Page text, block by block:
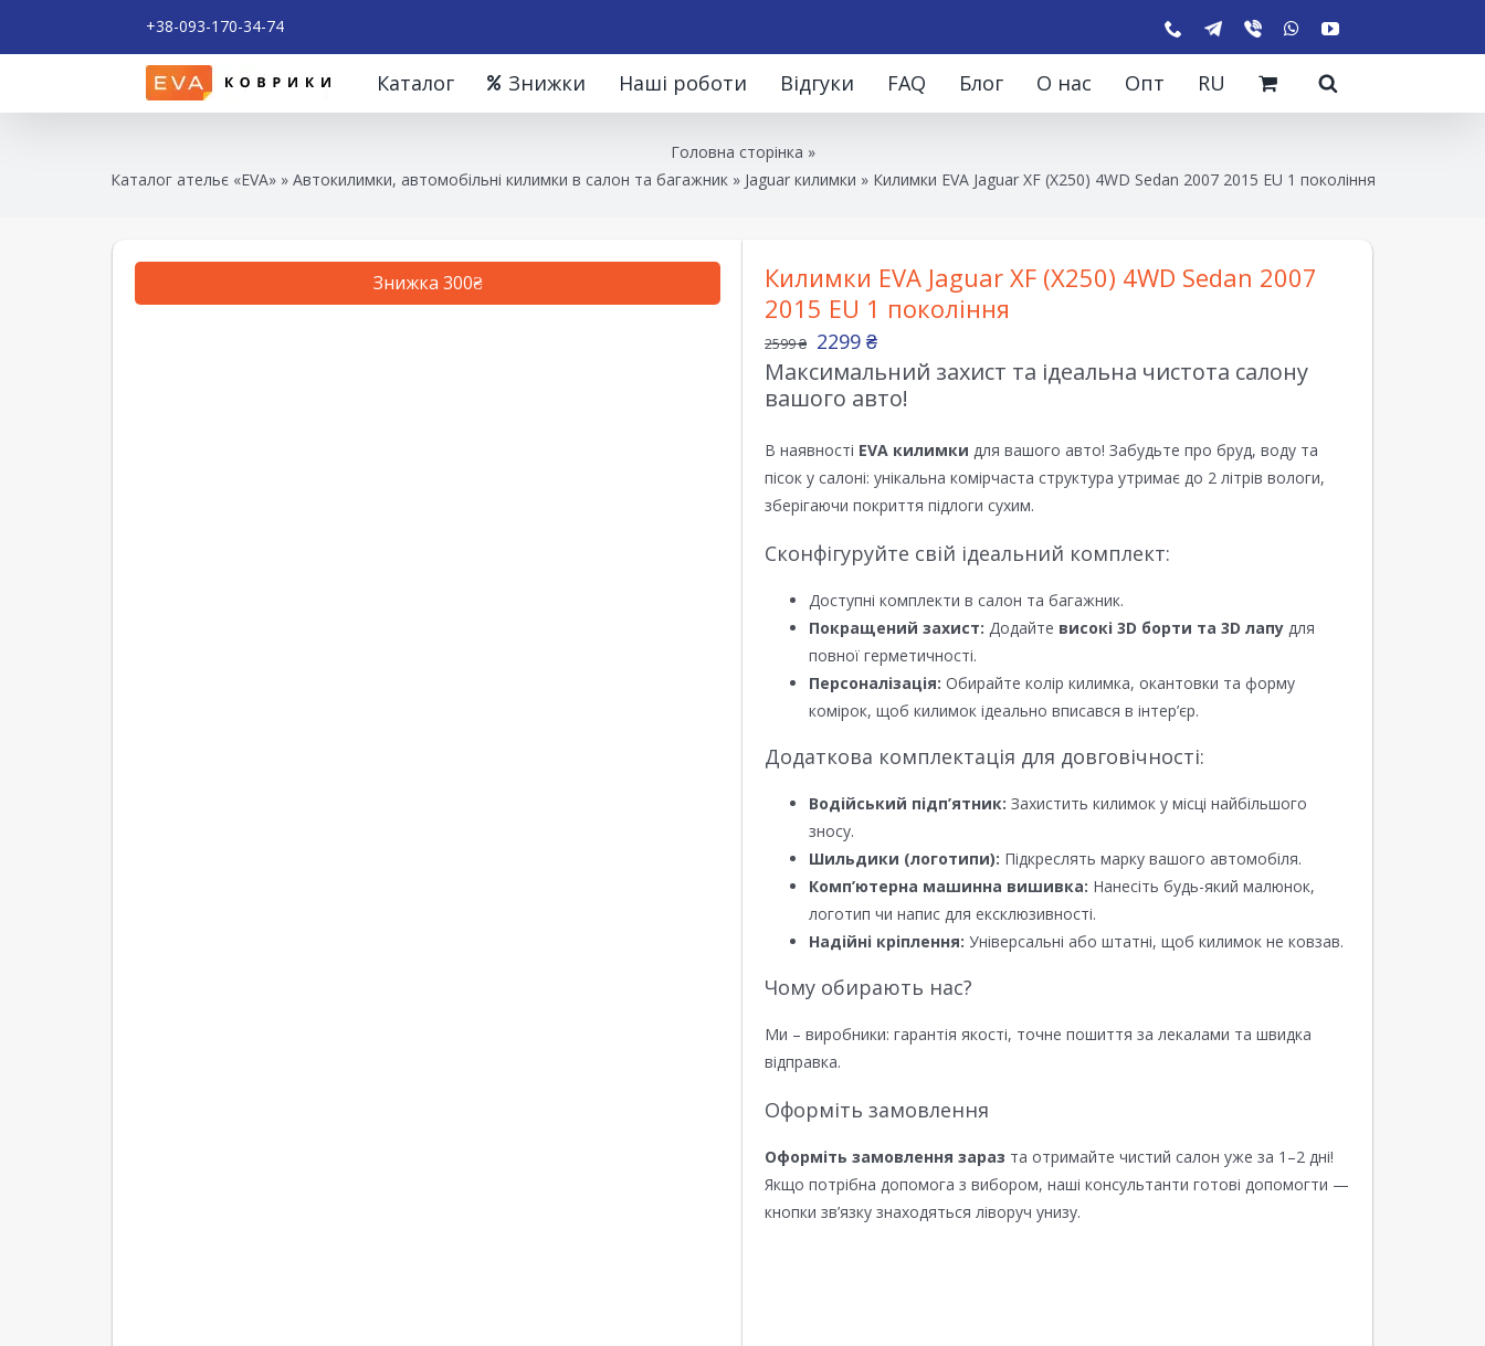
+38-093-170-34-74
Каталог Знижки Наші роботи Відгуки FAQ Блог О нас Опт RU
Головна сторінка »
Каталог ательє «EVA»» Автокилимки, автомобільні килимки в салон та багажник » Jaguar килимки » Килимки EVA Jaguar XF (X250) 4WD Sedan 2007 2015 EU 1 покоління
Знижка 300₴
Килимки EVA Jaguar XF (X250) 4WD Sedan 2007
2015 EU 1 покоління
2599₴ 2299 ₴
Максимальний захист та ідеальна чистота салону
вашого авто!
В наявності EVA килимки для вашого авто! Забудьте про бруд, воду та
пісок у салоні: унікальна комірчаста структура утримає до 2 літрів вологи,
зберігаючи покриття підлоги сухим.
Сконфігуруйте свій ідеальний комплект:
Доступні комплекти в салон та багажник.
Покращений захист: Додайте високі 3D борти та 3D лапу для
повної герметичності.
Персоналізація: Обирайте колір килимка, окантовки та форму
комірок, щоб килимок ідеально вписався в інтер’єр.
Додаткова комплектація для довговічності:
Водійський підп’ятник: Захистить килимок у місці найбільшого
зносу.
Шильдики (логотипи): Підкреслять марку вашого автомобіля.
Комп’ютерна машинна вишивка: Нанесіть будь-який малюнок,
логотип чи напис для ексклюзивності.
Надійні кріплення: Універсальні або штатні, щоб килимок не ковзав.
Чому обирають нас?
Ми – виробники: гарантія якості, точне пошиття за лекалами та швидка
відправка.
Оформіть замовлення
Оформіть замовлення зараз та отримайте чистий салон уже за 1–2 дні!
Якщо потрібна допомога з вибором, наші консультанти готові допомогти —
кнопки зв’язку знаходяться ліворуч унизу.